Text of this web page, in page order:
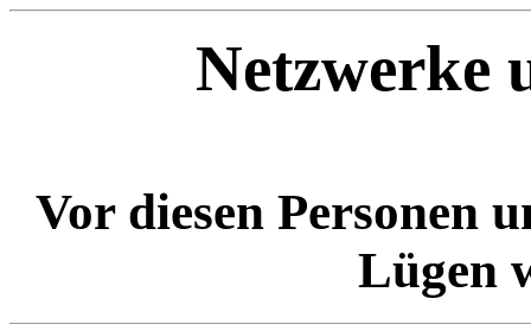
Netzwerke
Vor diesen Personen
Lügen